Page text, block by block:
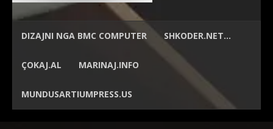
DIZAJNI NGA BMC COMPUTER SHKODER.NET…
ÇOKAJ.AL MARINAJ.INFO
MUNDUSARTIUMPRESS.US